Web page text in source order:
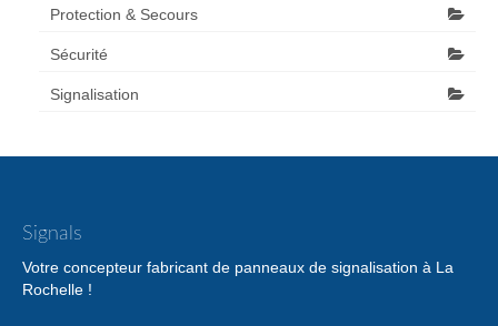
Protection & Secours
Sécurité
Signalisation
Signals
Votre concepteur fabricant de panneaux de signalisation à La
Rochelle !